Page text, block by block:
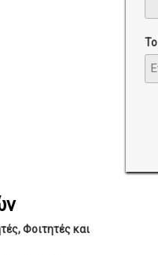
Φοιτητές και